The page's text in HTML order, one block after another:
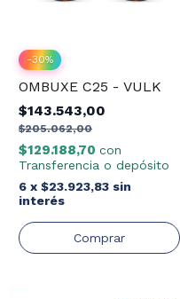
-30%
OMBUXE C25 - VULK
$143.543,00
$205.062,00
$129.188,70 con
Transferencia o depósito
6 x $23.923,83 sin
interés